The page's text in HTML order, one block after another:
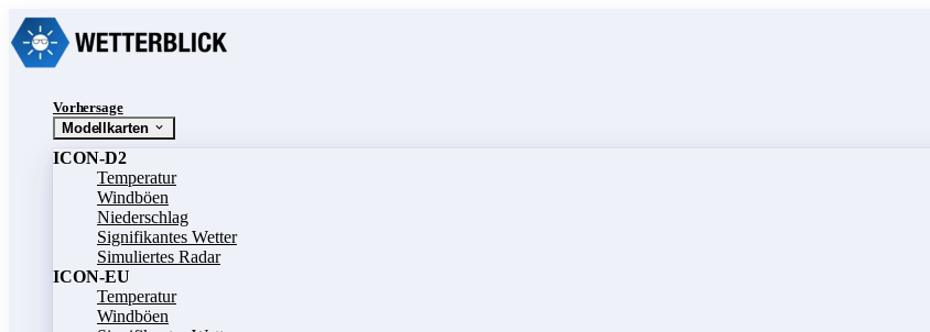
Vorhersage
Modellkarten
ICON-D2
Temperatur
Windböen
Niederschlag
Signifikantes Wetter
Simuliertes Radar
ICON-EU
Temperatur
Windböen